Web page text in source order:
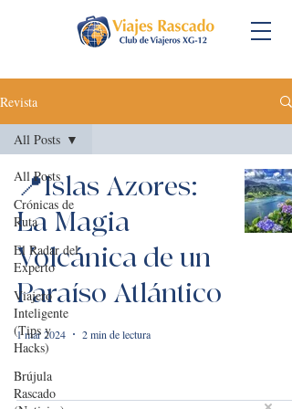
Revista
All Posts
Crónicas de
Ruta
El Radar del
Experto
Viajero
Inteligente
(Tips y
Hacks)
Brújula
Rascado
All Posts
📍Islas Azores:
La Magia
Volcánica de un
Paraíso Atlántico
1 mar 2024 2 min de lectura